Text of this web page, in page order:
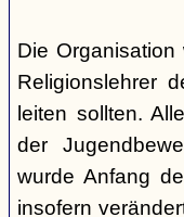
Die
Religionslehrer
leiten sollten.
der
wurde Anfang
insofern